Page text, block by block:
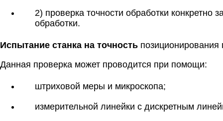
2) проверка точности обработки
обработки.
Испытание станка на точность позиционирования
Данная проверка может проводится при помощи:
штриховой меры и микроскопа;
измерительной линейки с дискретным